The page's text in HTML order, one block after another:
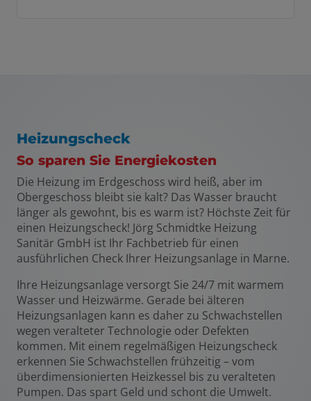
Heizungscheck
So sparen Sie Energiekosten
Die Heizung im Erdgeschoss wird heiß, aber im
Obergeschoss bleibt sie kalt? Das Wasser braucht
länger als gewohnt, bis es warm ist? Höchste Zeit für
einen Heizungscheck! Jörg Schmidtke Heizung
Sanitär GmbH ist Ihr Fachbetrieb für einen
ausführlichen Check Ihrer Heizungsanlage in Marne.
Ihre Heizungsanlage versorgt Sie 24/7 mit warmem
Wasser und Heizwärme. Gerade bei älteren
Heizungsanlagen kann es daher zu Schwachstellen
wegen veralteter Technologie oder Defekten
kommen. Mit einem regelmäßigen Heizungscheck
erkennen Sie Schwachstellen frühzeitig – vom
überdimensionierten Heizkessel bis zu veralteten
Pumpen. Das spart Geld und schont die Umwelt.